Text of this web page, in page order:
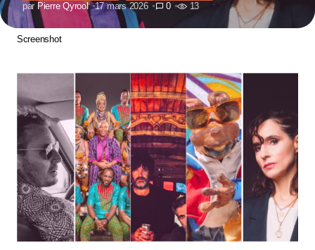
par Pierre Qyrool 17 mars 2026 0 13
Screenshot